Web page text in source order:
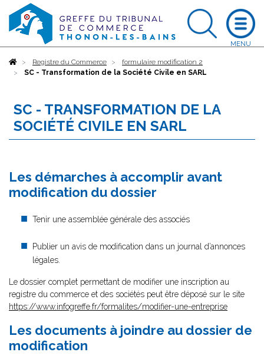
AccueilRegistre du Commerce
formulaire modification 2
SC - Transformation de la Société Civile en SARL
SC - TRANSFORMATION DE LA
SOCIÉTÉ CIVILE EN SARL
Les démarches à accomplir avant
modification du dossier
Tenir une assemblée générale des associés
Publier un avis de modification dans un journal d’annonces
légales.
Le dossier complet permettant de modifier une inscription au
registre du commerce et des sociétés peut être déposé sur le site
https://www.infogreffe.fr/formalites/modifier-une-entreprise
Les documents à joindre au dossier de
modification